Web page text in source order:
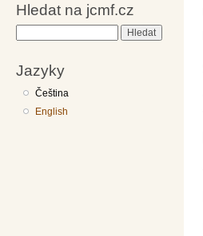
Hledat na jcmf.cz
Jazyky
Čeština
English